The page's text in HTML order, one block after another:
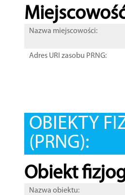
Nazwa miejscowości:
Adres URI zasobu PRNG:
OBIEKTY
(PRNG):
Obiekt
Nazwa obiektu: